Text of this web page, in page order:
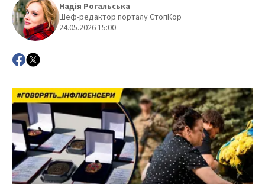
Надія Рогальська
Шеф-редактор порталу СтопКор
24.05.2026 15:00